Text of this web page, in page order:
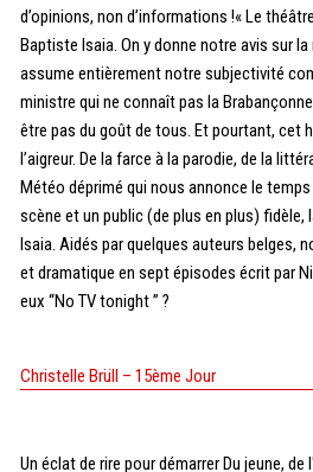
d’opinions, non d’informations !« Le
Baptiste Isaia. On y donne notre avis sur
assume entièrement notre subjectivité
ministre qui ne connaît pas la
être pas du goût de tous. Et pourtant, cet
l’aigreur. De la farce à la parodie, de la
Météo déprimé qui nous annonce le temps
scène et un public (de plus en plus)
Isaia. Aidés par quelques auteurs belges,
et dramatique en sept épisodes écrit par
eux “No TV tonight ” ?
Christelle Brüll – 15ème Jour
Un éclat de rire pour démarrer Du jeune,